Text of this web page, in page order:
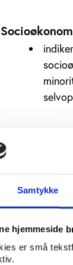
Samtykke
hjemmeside
er små
Ældre
tillægger